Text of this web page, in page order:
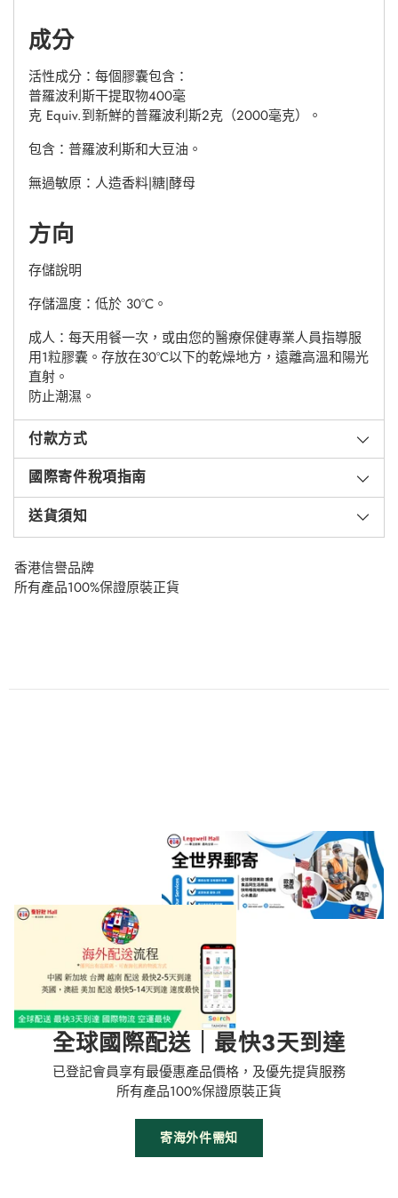
成分
活性成分：每個膠囊包含：
普羅波利斯干提取物400毫
克 Equiv.到新鮮的普羅波利斯2克（2000毫克）。
包含：普羅波利斯和大豆油。
無過敏原：人造香料|糖|酵母
方向
存儲說明
存儲溫度：低於 30°C。
成人：每天用餐一次，或由您的醫療保健專業人員指導服
用1粒膠囊。存放在30°C以下的乾燥地方，遠離高溫和陽光
直射。
防止潮濕。
付款方式
國際寄件稅項指南
送貨須知
香港信譽品牌
所有產品100%保證原裝正貨
全球國際配送｜最快3天到達
已登記會員享有最優惠產品價格，及優先提貨服務
所有產品100%保證原裝正貨
寄海外件需知